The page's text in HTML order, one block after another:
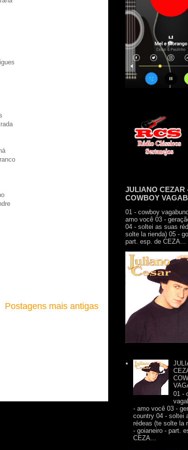
Postagens mais antigas
JULIANO CEZAR
COWBOY
01 - cowboy
amo você 03 -
04 - soltei as suas
solte la rienda) 05 -
part. esp. de CEZA...
01 -
- amo você 03 -
country 04 - soltei
rédeas (te solte la
- goianeiro - part.
CEZA...